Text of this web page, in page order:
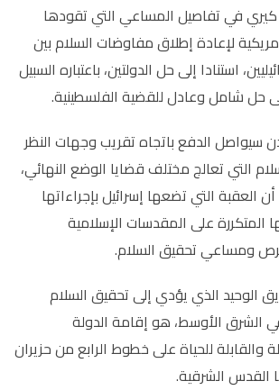
كيري في تفاصيل المساعي التي تقودها
لإعادة إطلاق مفاوضات السلام بين
استنادا إلى حل الدولتين، باعتباره السبيل
حل شامل وعادل للقضية الفلسطينية.
سيواصل الدفع باتجاه تقريب وجهات النظر
التي تعالج مختلف قضايا الوضع النهائي،
العقبة التي تضعها إسرائيل بإجراءاتها
المتكررة على المقدسات الإسلامية
ومساعي تحقيق السلام.
الوحيد الذي يؤدي إلى تحقيق السلام
الشرق الأوسط، هو إقامة الدولة
والقابلة للحياة على خطوط الرابع من حزيران